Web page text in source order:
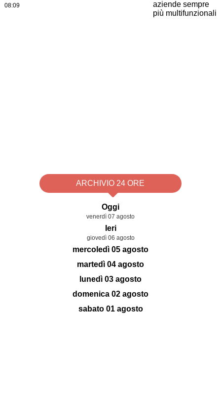
08:09
ARCHIVIO 24 ORE
Oggi
venerdì 07 agosto
Ieri
giovedì 06 agosto
mercoledì 05 agosto
martedì 04 agosto
lunedì 03 agosto
domenica 02 agosto
sabato 01 agosto